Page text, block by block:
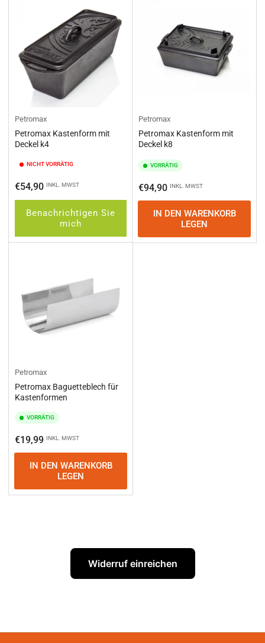
Petromax
Petromax Kastenform mit
Deckel k4
NICHT VORRÄTIG
Normaler
Preis
€54,90 INKL. MWST
Benachrichtigen Sie
mich
Petromax
Petromax Kastenform mit
Deckel k8
VORRÄTIG
Normaler
Preis
€94,90 INKL. MWST
IN DEN WARENKORB
LEGEN
Petromax
Petromax Baguetteblech für
Kastenformen
VORRÄTIG
Normaler
Preis
€19,99 INKL. MWST
IN DEN WARENKORB
LEGEN
Widerruf einreichen